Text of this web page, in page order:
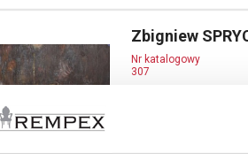
Zbigniew
Nr katalogowy
307